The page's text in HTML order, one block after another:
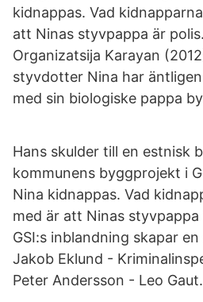
kidnappas. Vad
att Ninas styvpappa är
Organizatsija Karayan
styvdotter Nina har
med sin biologiske pappa
Hans skulder till en estnisk
kommunens byggprojekt i
Nina kidnappas. Vad
med är att Ninas
GSI:s inblandning skapar
Jakob Eklund -
Peter Andersson - Leo Gaut.